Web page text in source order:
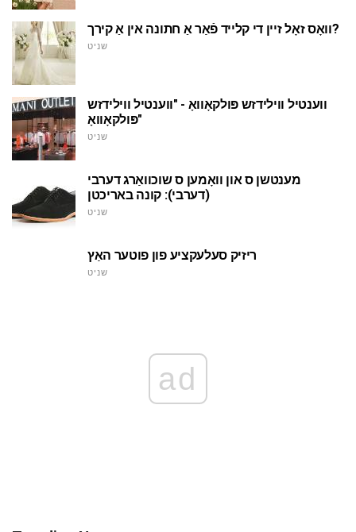
וואָס זאָל זיין די קלייד פֿאַר אַ חתונה אין אַ קירך?
שניט
ווענטיל ווילידזש פּולקאָוואָ - "ווענטיל ווילידזש
פּולקאָוואָ"
שניט
מענטשן ס און וואָמען ס שוכוואַרג דערבי
(דערבי): קונה באריכטן
שניט
ריזיק סעלעקציע פון פוטער האַץ
שניט
ad